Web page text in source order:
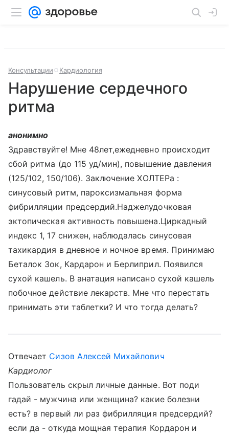
Консультации Кардиология
Нарушение сердечного
ритма
анонимно
Здравствуйте! Мне 48лет,ежедневно происходит
сбой ритма (до 115 уд/мин), повышение давления
(125/102, 150/106). Заключение ХОЛТЕРа :
синусовый ритм, пароксизмальная форма
фибрилляции предсердий.Наджелудочковая
эктопическая активность повышена.Циркадный
индекс 1, 17 снижен, наблюдалась синусовая
тахикардия в дневное и ночное время. Принимаю
Беталок Зок, Кардарон и Берлиприл. Появился
сухой кашель. В анатация написано сухой кашель
побочное действие лекарств. Мне что перестать
принимать эти таблетки? И что тогда делать?
Отвечает Сизов Алексей Михайлович
Кардиолог
Пользователь скрыл личные данные. Вот поди
гадай - мужчина или женщина? какие болезни
есть? в первый ли раз фибрилляция предсердий?
если да - откуда мощная терапия Кордарон и